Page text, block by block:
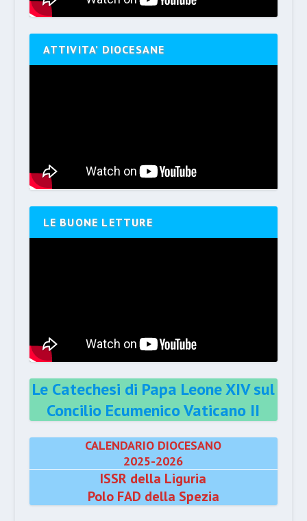
ATTIVITA’ DIOCESANE
LE BUONE LETTURE
Le Catechesi di Papa Leone XIV sul
Concilio Ecumenico Vaticano II
CALENDARIO DIOCESANO
2025-2026
ISSR della Liguria
Polo FAD della Spezia